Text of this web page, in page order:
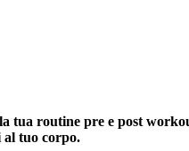
tua routine pre e post
al tuo corpo.